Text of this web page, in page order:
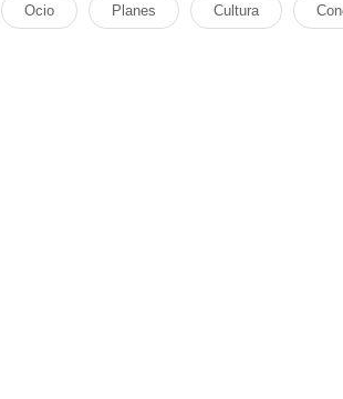
Ocio Planes Cultura